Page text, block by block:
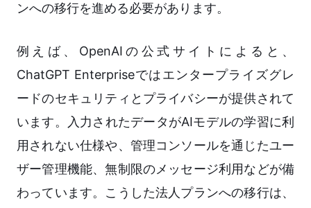
ンへの移行を進める必要があります。
例えば、OpenAIの公式サイトによると、
ChatGPT Enterpriseではエンタープライズグレ
ードのセキュリティとプライバシーが提供されて
います。入力されたデータがAIモデルの学習に利
用されない仕様や、管理コンソールを通じたユー
ザー管理機能、無制限のメッセージ利用などが備
わっています。こうした法人プランへの移行は、